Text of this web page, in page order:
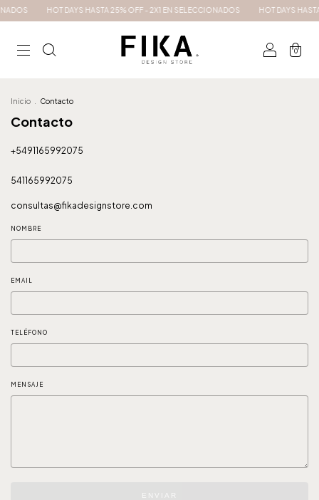
HOT DAYS HASTA 25% OFF - 2X1 EN SELECCIONADOS HOT DAYS
0
Inicio Contacto
Contacto
+5491165992075
541165992075
consultas@fikadesignstore.com
NOMBRE
EMAIL
TELÉFONO
MENSAJE
ENVIAR